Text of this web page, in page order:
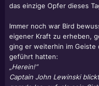
das einzige Opfer dieses
Immer noch war Bird
eigener Kraft zu erheben,
ging er weiterhin im Geiste
geführt hatten:
„Herein!“
Captain John Lewinski